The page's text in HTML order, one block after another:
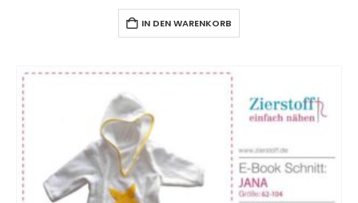
IN DEN WARENKORB